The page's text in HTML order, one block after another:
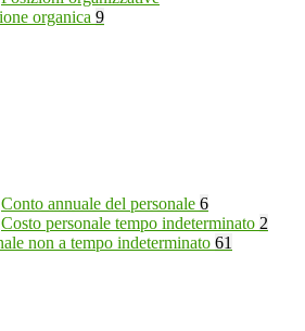
organica 9
Conto annuale del personale 6
Costo personale tempo indeterminato 2
non a tempo indeterminato 61